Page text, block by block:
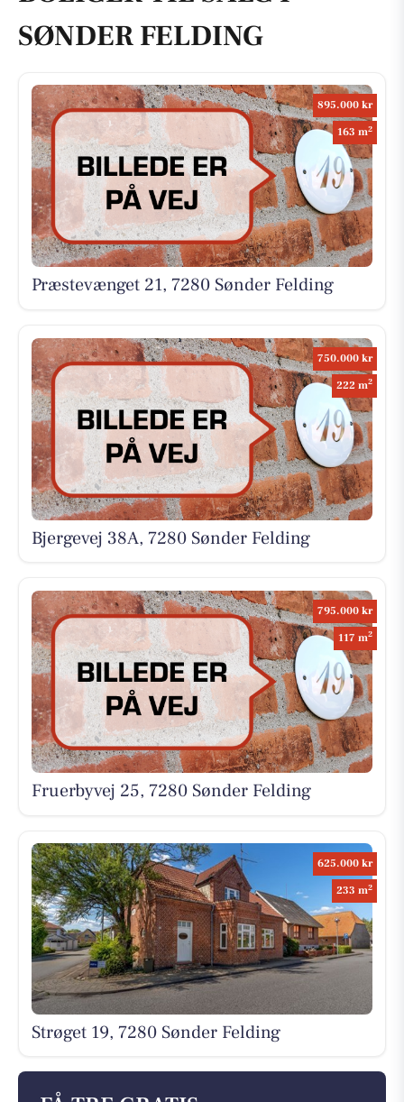
SØNDER FELDING
895.000 kr
163 m2
Præstevænget 21, 7280 Sønder Felding
750.000 kr
222 m2
Bjergevej 38A, 7280 Sønder Felding
795.000 kr
117 m2
Fruerbyvej 25, 7280 Sønder Felding
625.000 kr
233 m2
Strøget 19, 7280 Sønder Felding